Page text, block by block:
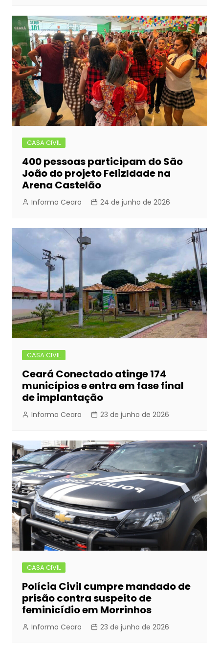
CASA CIVIL
400 pessoas participam do São
João do projeto FelizIdade na
Arena Castelão
Informa Ceara 24 de junho de 2026
CASA CIVIL
Ceará Conectado atinge 174
municípios e entra em fase final
de implantação
Informa Ceara 23 de junho de 2026
CASA CIVIL
Polícia Civil cumpre mandado de
prisão contra suspeito de
feminicídio em Morrinhos
Informa Ceara 23 de junho de 2026